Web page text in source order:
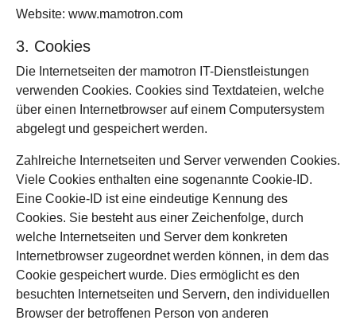
Website: www.mamotron.com
3. Cookies
Die Internetseiten der mamotron IT-Dienstleistungen
verwenden Cookies. Cookies sind Textdateien, welche
über einen Internetbrowser auf einem Computersystem
abgelegt und gespeichert werden.
Zahlreiche Internetseiten und Server verwenden Cookies.
Viele Cookies enthalten eine sogenannte Cookie-ID.
Eine Cookie-ID ist eine eindeutige Kennung des
Cookies. Sie besteht aus einer Zeichenfolge, durch
welche Internetseiten und Server dem konkreten
Internetbrowser zugeordnet werden können, in dem das
Cookie gespeichert wurde. Dies ermöglicht es den
besuchten Internetseiten und Servern, den individuellen
Browser der betroffenen Person von anderen